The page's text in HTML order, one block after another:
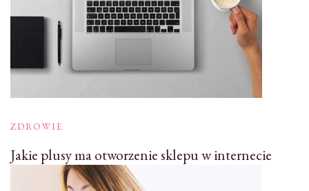
ZDROWIE
Jakie plusy ma otworzenie sklepu w internecie